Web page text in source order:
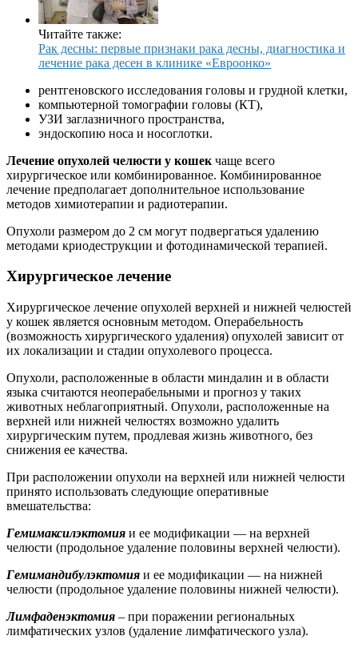
Читайте также:
Рак десны: первые признаки рака десны, диагностика и
лечение рака десен в клинике «Евроонко»
рентгеновского исследования головы и грудной клетки,
компьютерной томографии головы (КТ),
УЗИ заглазничного пространства,
эндоскопию носа и носоглотки.
Лечение опухолей челюсти у кошек чаще всего
хирургическое или комбинированное. Комбинированное
лечение предполагает дополнительное использование
методов химиотерапии и радиотерапии.
Опухоли размером до 2 см могут подвергаться удалению
методами криодеструкции и фотодинамической терапией.
Хирургическое лечение
Хирургическое лечение опухолей верхней и нижней челюстей
у кошек является основным методом. Операбельность
(возможность хирургического удаления) опухолей зависит от
их локализации и стадии опухолевого процесса.
Опухоли, расположенные в области миндалин и в области
языка считаются неоперабельными и прогноз у таких
животных неблагоприятный. Опухоли, расположенные на
верхней или нижней челюстях возможно удалить
хирургическим путем, продлевая жизнь животного, без
снижения ее качества.
При расположении опухоли на верхней или нижней челюсти
принято использовать следующие оперативные
вмешательства:
Гемимаксилэктомия и ее модификации — на верхней
челюсти (продольное удаление половины верхней челюсти).
Гемимандибулэктомия и ее модификации — на нижней
челюсти (продольное удаление половины нижней челюсти).
Лимфаденэктомия – при поражении региональных
лимфатических узлов (удаление лимфатического узла).